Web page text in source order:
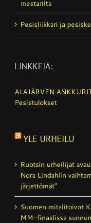
mestarilta
Pesisliikkari ja
LINKKEJÄ:
ALAJÄRVEN
Pesistulokset
YLE URHEILU
Ruotsin urheilijat
Nora Lindahlin
järjettömät”
Suomen mitalitoivot
MM-finaalissa